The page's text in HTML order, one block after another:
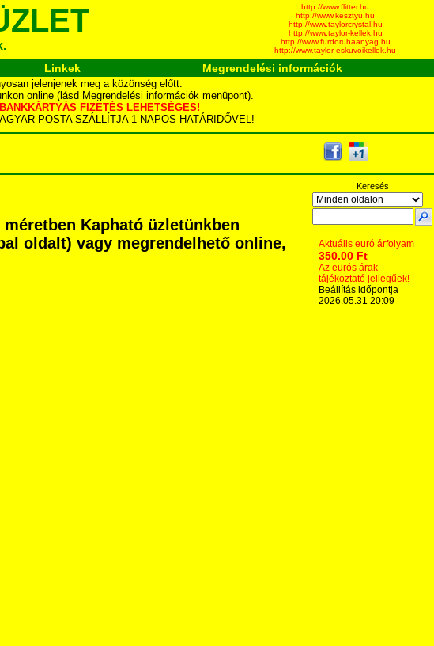
http://www.flitter.hu
http://www.kesztyu.hu
http://www.taylorcrystal.hu
http://www.taylor-kellek.hu
http://www.furdoruhaanyag.hu
http://www.taylor-eskuvoikellek.hu
Linkek Megrendelési információk
jelenjenek meg a közönség előtt.
online (lásd Megrendelési információk menüpont).
FIZETÉS LEHETSÉGES!
POSTA SZÁLLÍTJA 1 NAPOS HATÁRIDŐVEL!
Kapható üzletünkben
oldalt) vagy megrendelhető online,
Keresés
Aktuális euró árfolyam
350.00 Ft
Az eurós árak
tájékoztató jellegűek!
Beállítás időpontja
2026.05.31 20:09